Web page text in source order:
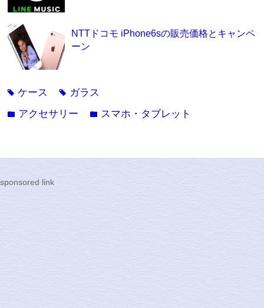
NTTドコモ iPhone6sの販売価格とキャンペ
ーン
tagケース tag ガラス
folder アクセサリー folder スマホ・タブレット
sponsored link